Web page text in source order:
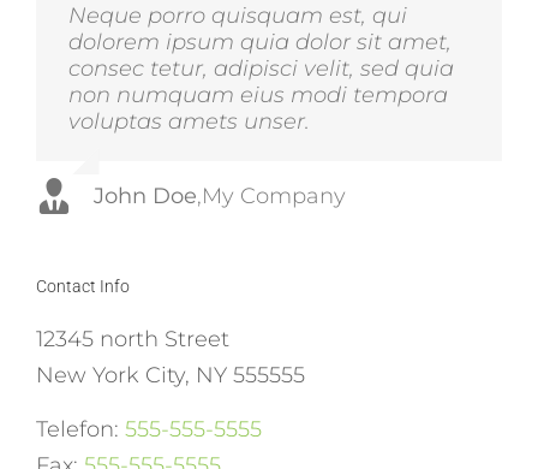
Neque porro quisquam est, qui
dolorem ipsum quia dolor sit amet,
consec tetur, adipisci velit, sed quia
non numquam eius modi tempora
voluptas amets unser.
John Doe,My Company
Aliquam erat volutpat. Quisque at
est id ligula facilisis laoreet eget
pulvinar nibh. Suspendisse at
ultrices dui. Curabitur ac felis arcu
sadips ipsums fugiats nemis.
Luke Beck,Theme Fusion
Contact Info
12345 north Street
New York City, NY 555555
Telefon: 555-555-5555